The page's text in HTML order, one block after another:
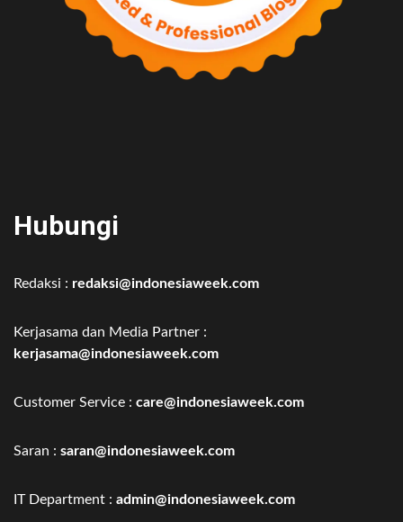
Hubungi
Redaksi : redaksi@indonesiaweek.com
Kerjasama dan Media Partner :
kerjasama@indonesiaweek.com
Customer Service : care@indonesiaweek.com
Saran : saran@indonesiaweek.com
IT Department : admin@indonesiaweek.com